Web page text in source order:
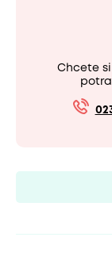
Chcete